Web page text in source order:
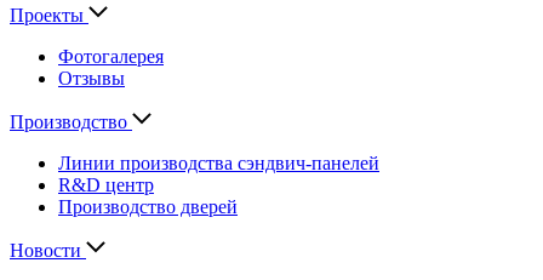
Проекты
Фотогалерея
Отзывы
Производство
Линии производства сэндвич-панелей
R&D центр
Производство дверей
Новости